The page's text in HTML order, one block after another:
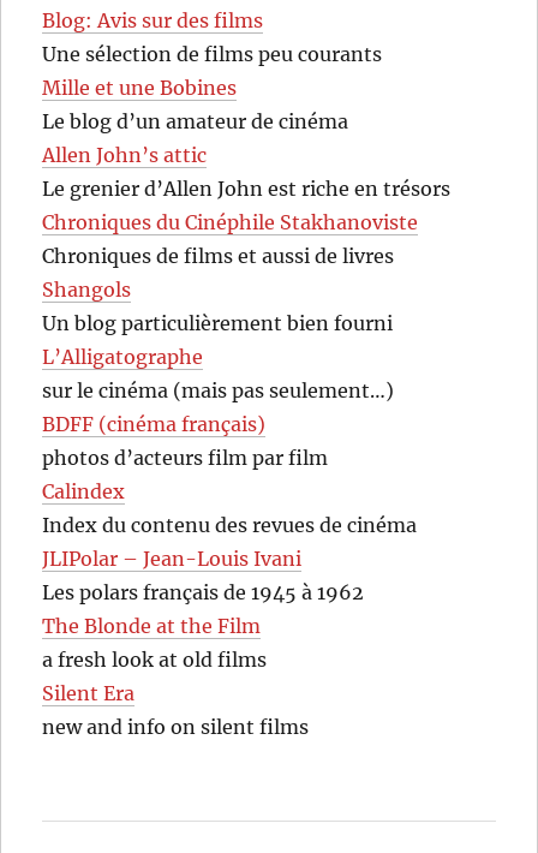
Blog: Avis sur des films
Une sélection de films peu courants
Mille et une Bobines
Le blog d’un amateur de cinéma
Allen John’s attic
Le grenier d’Allen John est riche en trésors
Chroniques du Cinéphile Stakhanoviste
Chroniques de films et aussi de livres
Shangols
Un blog particulièrement bien fourni
L’Alligatographe
sur le cinéma (mais pas seulement…)
BDFF (cinéma français)
photos d’acteurs film par film
Calindex
Index du contenu des revues de cinéma
JLIPolar – Jean-Louis Ivani
Les polars français de 1945 à 1962
The Blonde at the Film
a fresh look at old films
Silent Era
new and info on silent films